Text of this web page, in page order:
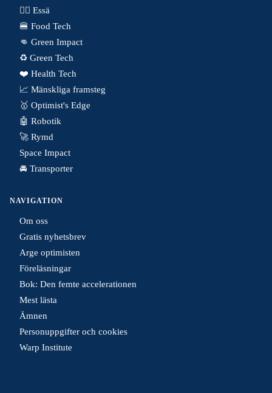
✍🏼 Essä
🍔 Food Tech
👊 Green Impact
♻️ Green Tech
❤️ Health Tech
📈 Mänskliga framsteg
🥇 Optimist's Edge
🤖 Robotik
🚀 Rymd
Space Impact
🚘 Transporter
NAVIGATION
Om oss
Gratis nyhetsbrev
Arge optimisten
Föreläsningar
Bok: Den femte accelerationen
Mest lästa
Ämnen
Personuppgifter och cookies
Warp Institute